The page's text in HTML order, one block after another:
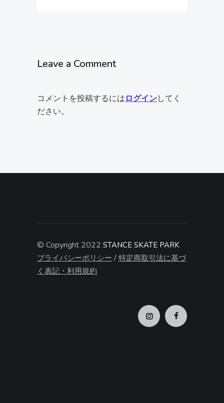
Leave a Comment
コメントを投稿するにはログインしてく
ださい。
© Copyright 2022 STANCE SKATE PARK
プライバシーポリシー / 特定商取引法に基づ
く表記・利用規約